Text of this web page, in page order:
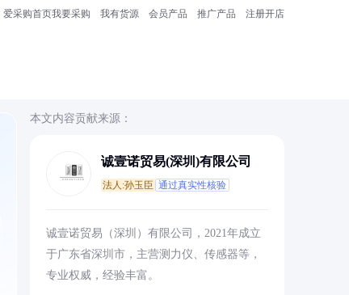
爱采购首页我要采购 我有货源 会员产品 推广产品 注册开店
本文内容贡献来源：
诚壹诺贸易(深圳)有限公司
法人:孙玉臣 通过真实性核验
诚壹诺贸易（深圳）有限公司，2021年成立
于广东省深圳市，主营测力仪、传感器等，
专业权威，经验丰富。